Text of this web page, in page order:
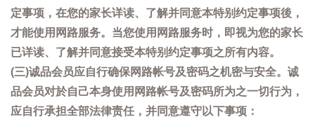
定事项，在您的家长详读、了解并同意本特别约定事项後，
才能使用网路服务。当您使用网路服务时，即视为您的家长
已详读、了解并同意接受本特别约定事项之所有内容。
(三)诚品会员应自行确保网路帐号及密码之机密与安全。诚
品会员对於自己本身使用网路帐号及密码所为之一切行为，
应自行承担全部法律责任，并同意遵守以下事项：